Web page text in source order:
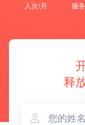
人次/月 服
释
